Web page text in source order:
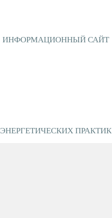
ИНФОРМАЦИОННЫЙ САЙТ
ЭНЕРГЕТИЧЕСКИХ ПРАКТИК